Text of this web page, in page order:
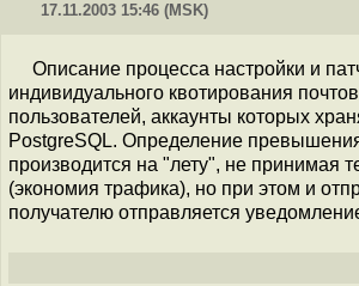
17.11.2003 15:46 (MSK)
Описание процесса настройки и
индивидуального квотирования
пользователей, аккаунты которых
PostgreSQL. Определение
производится на "лету", не принимая
(экономия трафика), но при этом и
получателю отправляется